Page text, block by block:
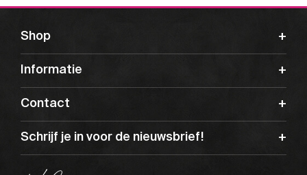
Shop
Informatie
Contact
Schrijf je in voor de nieuwsbrief!